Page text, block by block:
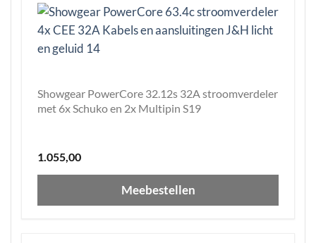
Showgear PowerCore 32.12s 32A stroomverdeler
met 6x Schuko en 2x Multipin S19
1.055,00
Meebestellen